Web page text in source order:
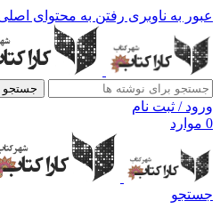
عبور به ناوبری رفتن به محتوای
جستجو
ورود / ثبت نام
0 موارد
جستجو